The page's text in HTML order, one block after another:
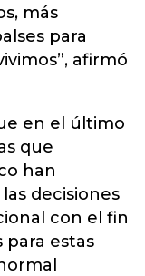
más
para
afirmó
en el último
que
han
decisiones
con el fin
estas